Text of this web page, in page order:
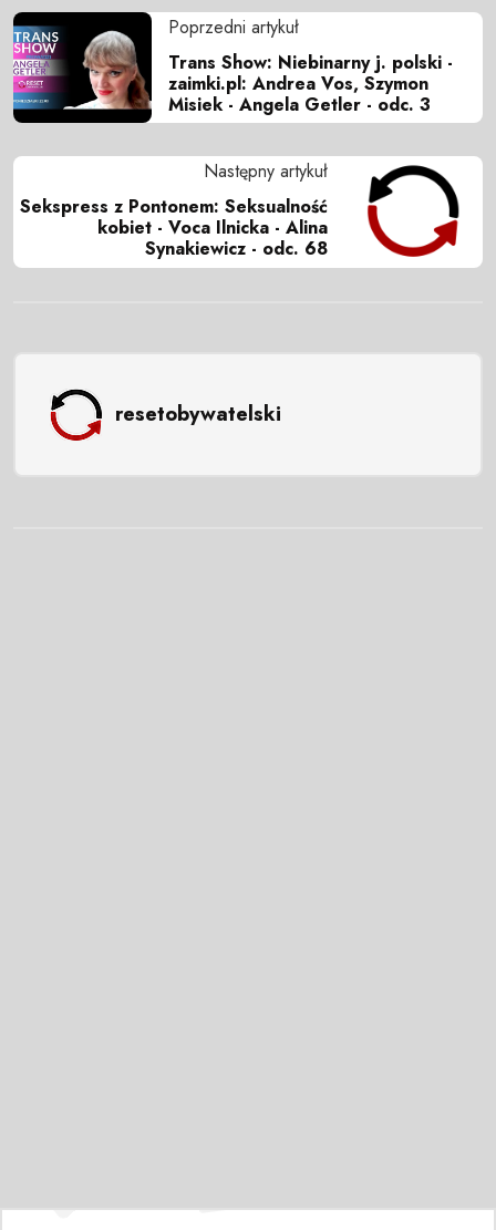
Poprzedni artykuł
Trans Show: Niebinarny j. polski -
zaimki.pl: Andrea Vos, Szymon
Misiek - Angela Getler - odc. 3
Następny artykuł
Sekspress z Pontonem: Seksualność
kobiet - Voca Ilnicka - Alina
Synakiewicz - odc. 68
resetobywatelski